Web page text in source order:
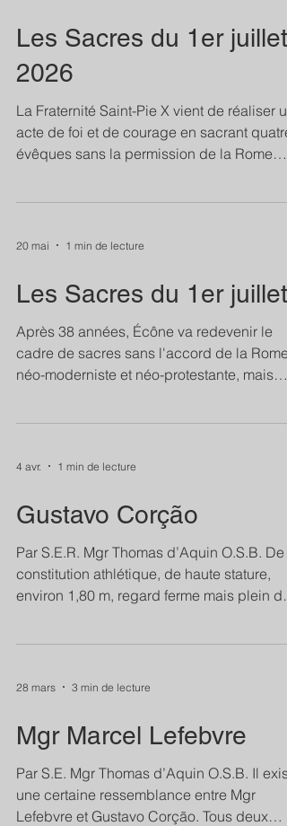
» Mgr Tissier de Mallerais lui-même n’est
pas moins explicite : « Formellement
considérée, l’Église conciliaire est une
qui occupe l’Église catholique ². » Le père
Les Sacres du 1er juillet
2026
La Fraternité Saint-Pie X vient de réaliser un
acte de foi et de courage en sacrant quatre
évêques sans la permission de la Rome
sanctions prises contre tous ceux qui
Mgr Lefebvre, la Fraternité n'a pas craint la
condamnation de ceux qui sont eux-mêmes
condamnés par l'Église, par la bouche de
tous les Papes dep
20 mai 1 min de lecture
Les Sacres du 1er juillet
Après 38 années, Écône va redevenir le
cadre de sacres sans l'accord de la Rome
néo-moderniste et néo-protestante, mais
acteurs de ce grand acte, nous ne pouvons
vue, tout semble se dérouler dans un cadre
que Monseigneur Lefebvre aurait tout à fait
approuvé. Mais il faut quand même se poser
quelques questions. Si
4 avr. 1 min de lecture
Gustavo Corção
Par S.E.R. Mgr Thomas d’Aquin O.S.B. De
constitution athlétique, de haute stature,
environ 1,80 m, regard ferme mais plein de
que les ennemis de l’Église. Avec ses
Intelligence étonnante. On dit qu’il était
capable de jouer aux échecs avec trois
adversaires en même temps, en tournant le
dos
28 mars 3 min de lecture
Mgr Marcel Lefebvre
Par S.E. Mgr Thomas d’Aquin O.S.B. Il
une certaine ressemblance entre Mgr
Lefebvre et Gustavo Corção. Tous deux